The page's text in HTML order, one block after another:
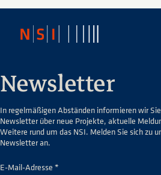
Newsletter
In regelmäßigen Abständen informieren wir
Newsletter über neue Projekte, aktuelle
Weitere rund um das NSI. Melden Sie sich zu
Newsletter an.
E-Mail-Adresse *